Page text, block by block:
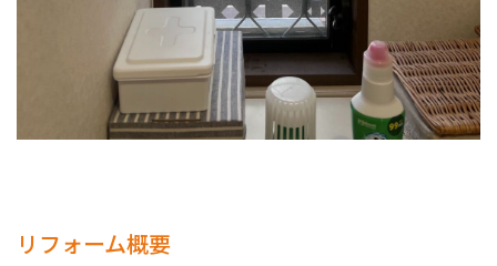
リフォーム概要